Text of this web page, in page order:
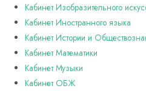
Кабинет Изобразительного
Кабинет Иностранного языка
Кабинет Истории и
Кабинет Математики
Кабинет Музыки
Кабинет ОБЖ